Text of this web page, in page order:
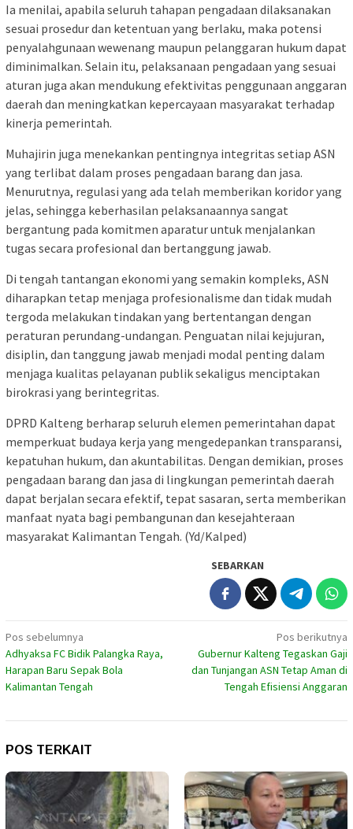
Ia menilai, apabila seluruh tahapan pengadaan dilaksanakan
sesuai prosedur dan ketentuan yang berlaku, maka potensi
penyalahgunaan wewenang maupun pelanggaran hukum dapat
diminimalkan. Selain itu, pelaksanaan pengadaan yang sesuai
aturan juga akan mendukung efektivitas penggunaan anggaran
daerah dan meningkatkan kepercayaan masyarakat terhadap
kinerja pemerintah.
Muhajirin juga menekankan pentingnya integritas setiap ASN
yang terlibat dalam proses pengadaan barang dan jasa.
Menurutnya, regulasi yang ada telah memberikan koridor yang
jelas, sehingga keberhasilan pelaksanaannya sangat
bergantung pada komitmen aparatur untuk menjalankan
tugas secara profesional dan bertanggung jawab.
Di tengah tantangan ekonomi yang semakin kompleks, ASN
diharapkan tetap menjaga profesionalisme dan tidak mudah
tergoda melakukan tindakan yang bertentangan dengan
peraturan perundang-undangan. Penguatan nilai kejujuran,
disiplin, dan tanggung jawab menjadi modal penting dalam
menjaga kualitas pelayanan publik sekaligus menciptakan
birokrasi yang berintegritas.
DPRD Kalteng berharap seluruh elemen pemerintahan dapat
memperkuat budaya kerja yang mengedepankan transparansi,
kepatuhan hukum, dan akuntabilitas. Dengan demikian, proses
pengadaan barang dan jasa di lingkungan pemerintah daerah
dapat berjalan secara efektif, tepat sasaran, serta memberikan
manfaat nyata bagi pembangunan dan kesejahteraan
masyarakat Kalimantan Tengah. (Yd/Kalped)
SEBARKAN
Navigasi
pos
Pos sebelumnya
Adhyaksa FC Bidik Palangka Raya,
Harapan Baru Sepak Bola
Kalimantan Tengah
Pos berikutnya
Gubernur Kalteng Tegaskan Gaji
dan Tunjangan ASN Tetap Aman di
Tengah Efisiensi Anggaran
POS TERKAIT